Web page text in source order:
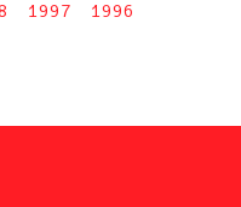
1997 1996